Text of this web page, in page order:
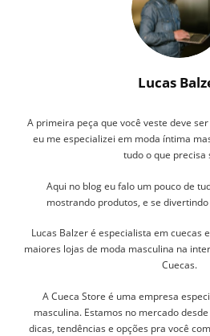
Lucas
A primeira peça que você veste deve
eu me especializei em moda íntima
tudo o que precisa
Aqui no blog eu falo um pouco de
mostrando produtos, e se
Lucas Balzer é especialista em cuecas
maiores lojas de moda masculina na
Cuecas.
A Cueca Store é uma empresa
masculina. Estamos no mercado
dicas, tendências e opções pra você